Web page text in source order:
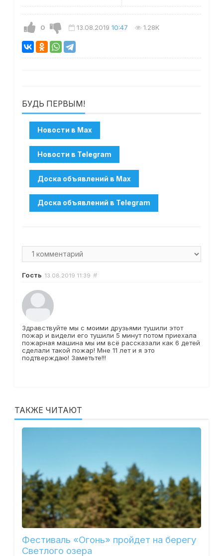
0 13.08.2019 10:47 1.28K
БУДЬ ПЕРВЫМ!
Гость 13.08.2019 11:39 #
Здравствуйте мы с моими друзьями тушили этот
пожар и видели его тушили 5 минут потом приехала
пожарная машина мы им всё рассказали как 6 детей
сделали такой пожар! Мне 11 лет и я это
подтверждаю! Заметьте!!!
ТАКЖЕ ЧИТАЮТ
Фестиваль «Огонь» пройдет на берегу
Светлого озера